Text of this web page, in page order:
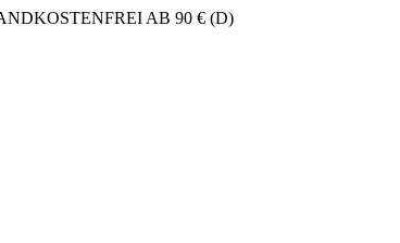
AB 90 € (D)